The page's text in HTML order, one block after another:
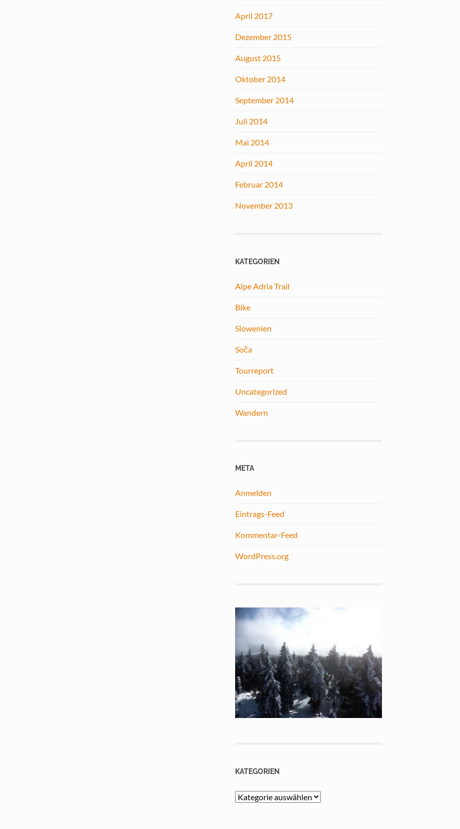
April 2017
Dezember 2015
August 2015
Oktober 2014
September 2014
Juli 2014
Mai 2014
April 2014
Februar 2014
November 2013
KATEGORIEN
Alpe Adria Trail
Bike
Slowenien
Soča
Tourreport
Uncategorized
Wandern
META
Anmelden
Eintrags-Feed
Kommentar-Feed
WordPress.org
KATEGORIEN
Kategorien